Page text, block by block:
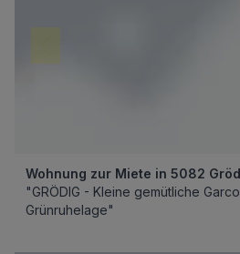
Wohnung zur Miete in 5082
"GRÖDIG - Kleine gemütliche
Grünruhelage"